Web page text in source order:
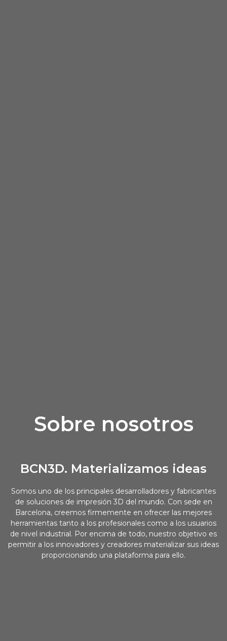
Sobre nosotros
BCN3D. Materializamos ideas
Somos uno de los principales desarrolladores y fabricantes
de soluciones de impresión 3D del mundo. Con sede en
Barcelona, ​​creemos firmemente en ofrecer las mejores
herramientas tanto a los profesionales como a los usuarios
de nivel industrial. Por encima de todo, nuestro objetivo es
permitir a los innovadores y creadores materializar sus ideas
proporcionando una plataforma para ello.